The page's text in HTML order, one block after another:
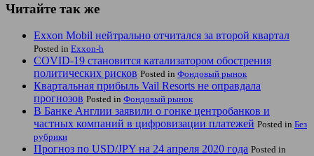
Читайте так же
Exxon Mobil нейтрально отчитался за второй квартал
Posted in Exxon-h
COVID-19 становится катализатором обострения
политических рисков Posted in Фондовый рынок
Квартальная прибыль Vail Resorts не оправдала
прогнозов Posted in Фондовый рынок
В Банке Англии заявили о гонке центробанков и
частных компаний в цифровизации платежей Posted in Без
рубрики
Прогноз по USD/JPY на 24 апреля 2020 года Posted in